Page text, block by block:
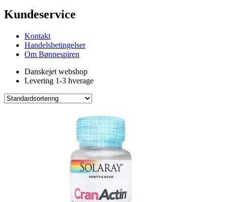
Kundeservice
Kontakt
Handelsbetingelser
Om Bønnespiren
Danskejet webshop
Levering 1-3 hverage